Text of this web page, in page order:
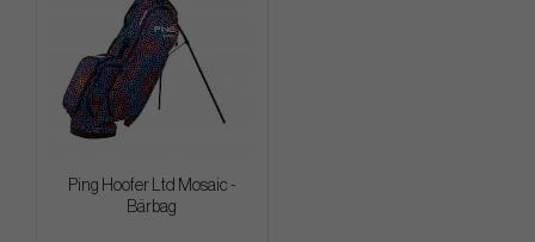
Ping Hoofer Ltd Mosaic -
Bärbag